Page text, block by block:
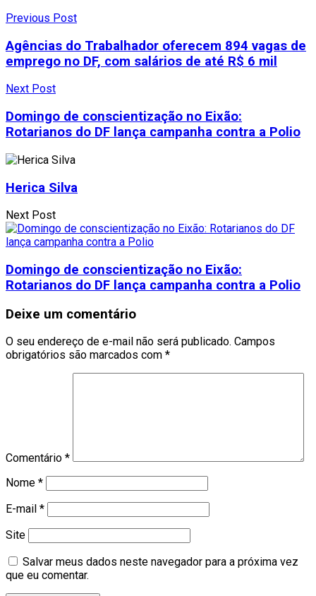
Previous Post
Agências do Trabalhador oferecem 894 vagas de
emprego no DF, com salários de até R$ 6 mil
Next Post
Domingo de conscientização no Eixão:
Rotarianos do DF lança campanha contra a Polio
Herica Silva
Next Post
Domingo de conscientização no Eixão:
Rotarianos do DF lança campanha contra a Polio
Deixe um comentário
O seu endereço de e-mail não será publicado. Campos
obrigatórios são marcados com *
Comentário *
Nome *
E-mail *
Site
Salvar meus dados neste navegador para a próxima vez
que eu comentar.